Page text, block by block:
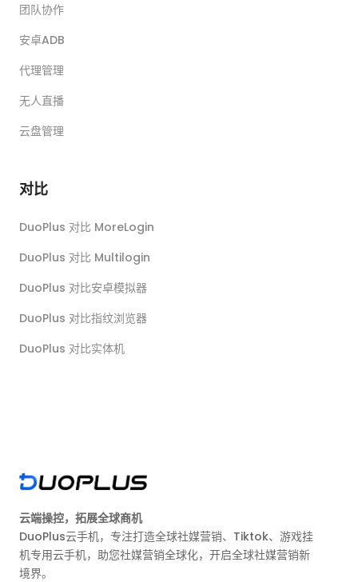
团队协作
安卓ADB
代理管理
无人直播
云盘管理
对比
DuoPlus 对比 MoreLogin
DuoPlus 对比 Multilogin
DuoPlus 对比安卓模拟器
DuoPlus 对比指纹浏览器
DuoPlus 对比实体机
云端操控，拓展全球商机
DuoPlus云手机，专注打造全球社媒营销、Tiktok、游戏挂
机专用云手机，助您社媒营销全球化，开启全球社媒营销新
境界。